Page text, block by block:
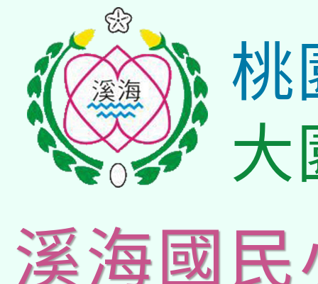
桃
大
溪海國民